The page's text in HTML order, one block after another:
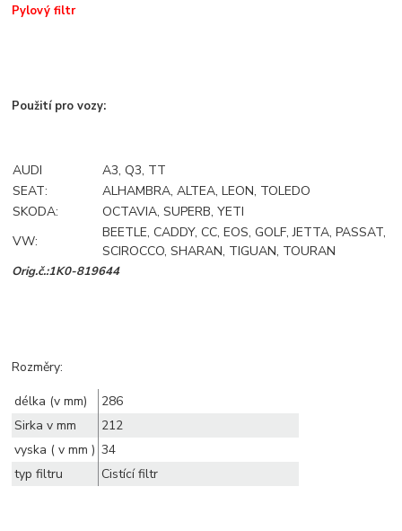
Pylový filtr
Použití pro vozy:
AUDI
A3, Q3, TT
SEAT:
ALHAMBRA, ALTEA, LEON, TOLEDO
SKODA:
OCTAVIA, SUPERB, YETI
VW:
BEETLE, CADDY, CC, EOS, GOLF, JETTA, PASSAT,
SCIROCCO, SHARAN, TIGUAN, TOURAN
Orig.č.:1K0-819644
Rozměry:
délka (v mm)
286
Sirka v mm
212
vyska ( v mm ) 34
typ filtru
Cistící filtr